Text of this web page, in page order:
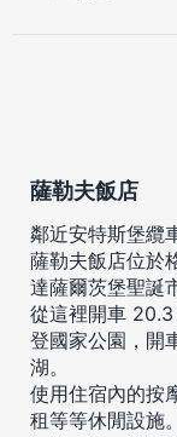
薩勒夫飯店
鄰近安特斯堡纜
薩勒夫飯店位於
達薩爾茨堡聖誕
從這裡開車
登國家公園，開
湖。
使用住宿內的按
租等等休閒設施